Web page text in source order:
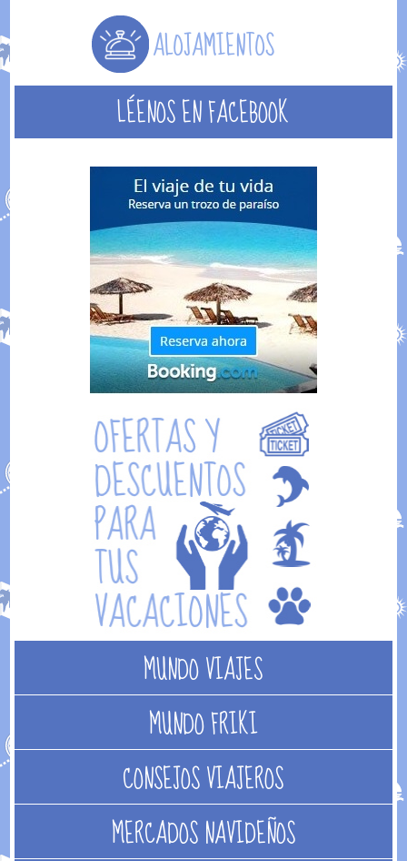
LÉENOS EN FACEBOOK
MUNDO VIAJES
MUNDO FRIKI
CONSEJOS VIAJEROS
MERCADOS NAVIDEÑOS